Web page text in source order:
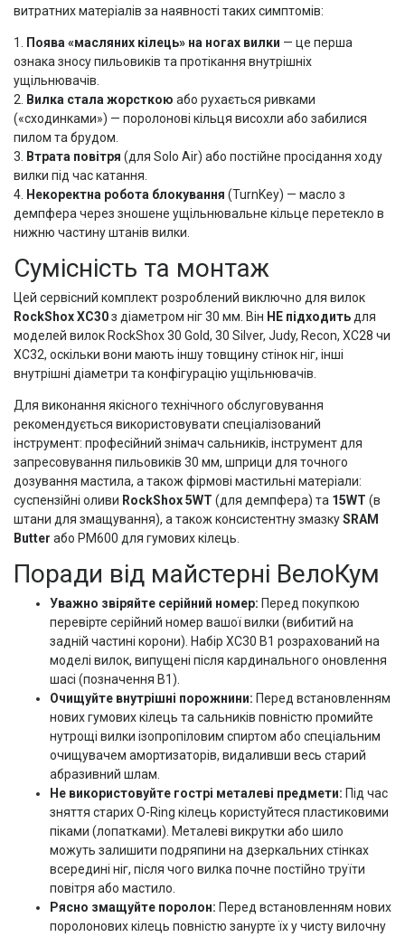
витратних матеріалів за наявності таких симптомів:
1. Поява «масляних кілець» на ногах вилки — це перша
ознака зносу пильовиків та протікання внутрішніх
ущільнювачів.
2.
Вилка стала жорсткою або рухається ривками
(«сходинками») — поролонові кільця висохли або забилися
пилом та брудом.
3.
Втрата повітря (для Solo Air) або постійне просідання ходу
вилки під час катання.
4. Некоректна робота блокування (TurnKey) — масло з
демпфера через зношене ущільнювальне кільце перетекло в
нижню частину штанів вилки.
Сумісність та монтаж
Цей сервісний комплект розроблений виключно для вилок
RockShox XC30з діаметром ніг 30 мм. Він НЕ підходить для
моделей вилок RockShox 30 Gold, 30 Silver, Judy, Recon, XC28 чи
XC32, оскільки вони мають іншу товщину стінок ніг, інші
внутрішні діаметри та конфігурацію ущільнювачів.
Для виконання якісного технічного обслуговування
рекомендується використовувати спеціалізований
інструмент: професійний знімач сальників, інструмент для
запресовування пильовиків 30 мм, шприци для точного
дозування мастила, а також фірмові мастильні матеріали:
суспензійні оливи RockShox 5WT (для демпфера) та 15WT (в
штани для змащування), а також консистентну змазкуSRAM
Butter або PM600 для гумових кілець.
Поради від майстерні ВелоКум
Уважно звіряйте серійний номер: Перед покупкою
перевірте серійний номер вашої вилки (вибитий на
задній частині корони). Набір XC30 B1 розрахований на
моделі вилок, випущені після кардинального оновлення
шасі (позначення B1).
Очищуйте внутрішні порожнини: Перед встановленням
нових гумових кілець та сальників повністю промийте
нутрощі вилки ізопропіловим спиртом або спеціальним
очищувачем амортизаторів, видаливши весь старий
абразивний шлам.
Не використовуйте гострі металеві предмети: Під час
зняття старих O-Ring кілець користуйтеся пластиковими
піками (лопатками). Металеві викрутки або шило
можуть залишити подряпини на дзеркальних стінках
всередині ніг, після чого вилка почне постійно труїти
повітря або мастило.
Рясно змащуйте поролон: Перед встановленням нових
поролонових кілець повністю занурте їх у чисту вилочну